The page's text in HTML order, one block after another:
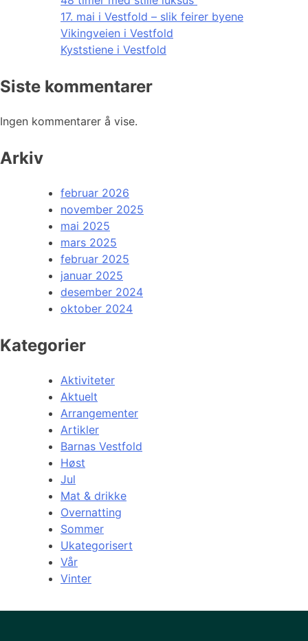
17. mai i Vestfold – slik feirer byene
Vikingveien i Vestfold
Kyststiene i Vestfold
Siste kommentarer
Ingen kommentarer å vise.
Arkiv
februar 2026
november 2025
mai 2025
mars 2025
februar 2025
januar 2025
desember 2024
oktober 2024
Kategorier
Aktiviteter
Aktuelt
Arrangementer
Artikler
Barnas Vestfold
Høst
Jul
Mat & drikke
Overnatting
Sommer
Ukategorisert
Vår
Vinter